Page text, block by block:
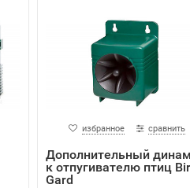
избранное сравнить
Дополнительный
к отпугивателю птиц
Gard